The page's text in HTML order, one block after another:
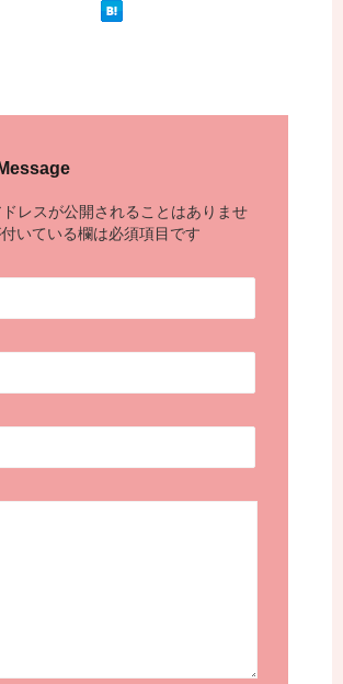
Message
ドレスが公開されることはありませ
いている欄は必須項目です